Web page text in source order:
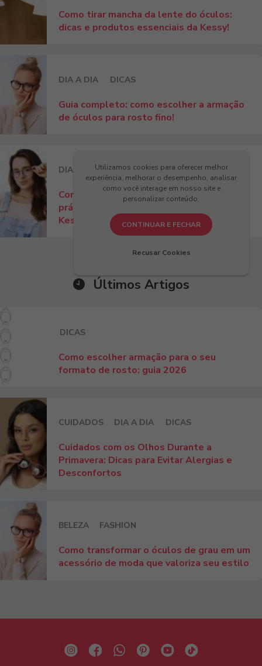
Como tirar mancha da lente do óculos:
dicas e produtos essenciais da Kessy!
DIA A DIA DICAS
Guia completo: como escolher a armação
de óculos para rosto fino!
DIA A DIA DICAS
Como ajustar óculos no nariz? Dicas
práticas para conforto e estilo com
Kessy!
Últimos Artigos
DICAS
Como escolher armação para o seu
formato de rosto: guia 2026
CUIDADOS DIA A DIA DICAS
Cuidados com os Olhos Durante a
Primavera: Dicas para Evitar Alergias e
Desconfortos
BELEZA FASHION
Como transformar o óculos de grau em um
acessório de moda que valoriza seu estilo
Utilizamos cookies para oferecer melhor
experiência, melhorar o desempenho, analisar
como você interage em nosso site e
personalizar conteúdo.
CONTINUAR E FECHAR
Recusar Cookies